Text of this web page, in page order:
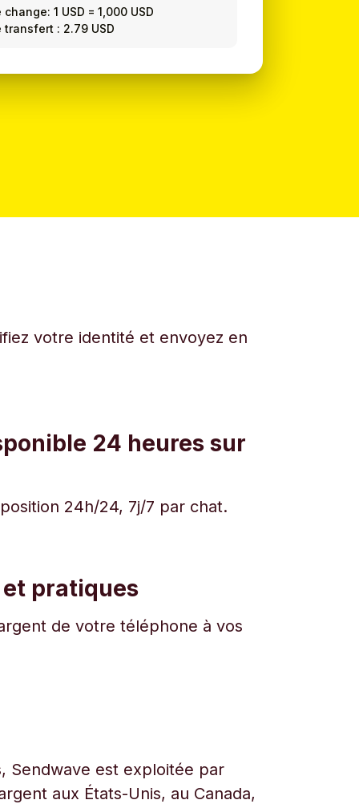
change: 1 USD =1,000 USD
transfert : 2.79 USD
votre identité et envoyez en
24 heures sur
24h/24, 7j/7 par chat.
pratiques
de votre téléphone à vos
Sendwave est exploitée par
aux États-Unis, au Canada,